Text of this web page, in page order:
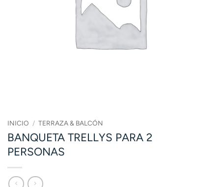
INICIO / TERRAZA & BALCÓN
BANQUETA TRELLYS PARA 2
PERSONAS